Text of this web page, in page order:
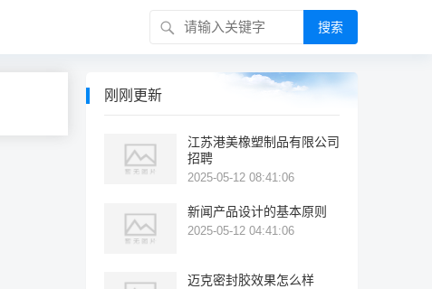
搜索
刚刚更新
江苏港美橡塑制品有限公司
招聘
2025-05-12 08:41:06
新闻产品设计的基本原则
2025-05-12 04:41:06
迈克密封胶效果怎么样